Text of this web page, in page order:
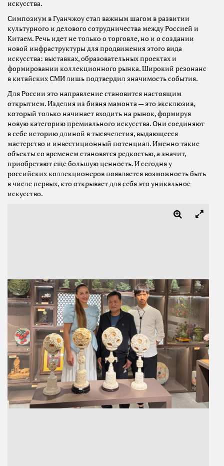
искусства.
Симпозиум в Гуанчжоу стал важным шагом в развитии
культурного и делового сотрудничества между Россией и
Китаем. Речь идет не только о торговле, но и о создании
новой инфраструктуры для продвижения этого вида
искусства: выставках, образовательных проектах и
формировании коллекционного рынка. Широкий резонанс
в китайских СМИ лишь подтвердил значимость события.
Для России это направление становится настоящим
открытием. Изделия из бивня мамонта — это эксклюзив,
который только начинает входить на рынок, формируя
новую категорию премиального искусства. Они соединяют
в себе историю длиной в тысячелетия, выдающееся
мастерство и инвестиционный потенциал. Именно такие
объекты со временем становятся редкостью, а значит,
приобретают еще большую ценность. И сегодня у
российских коллекционеров появляется возможность быть
в числе первых, кто открывает для себя это уникальное
искусство.